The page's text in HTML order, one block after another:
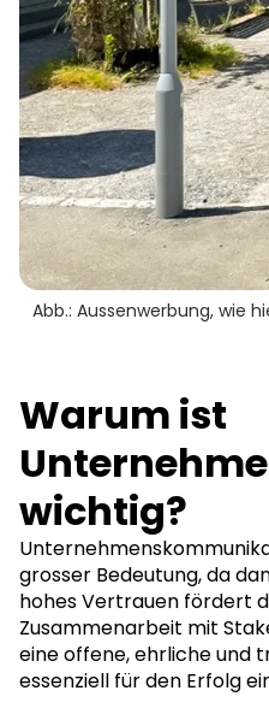
Abb.: Aussenwerbung, wie
Warum ist
wichtig?
grosser Bedeutung, da
hohes Vertrauen fördert
Zusammenarbeit mit
eine offene, ehrliche und
essenziell für den Erfolg